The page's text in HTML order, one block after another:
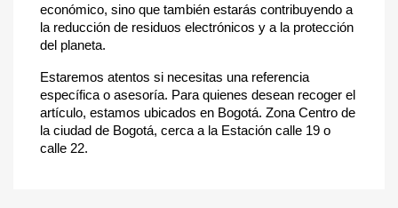
económico, sino que también estarás contribuyendo a
la reducción de residuos electrónicos y a la protección
del planeta.
Estaremos atentos si necesitas una referencia
específica o asesoría. Para quienes desean recoger el
artículo, estamos ubicados en Bogotá. Zona Centro de
la ciudad de Bogotá, cerca a la Estación calle 19 o
calle 22.